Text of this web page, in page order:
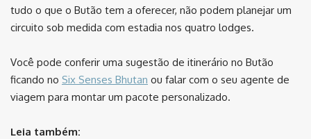
tudo o que o Butão tem a oferecer, não podem planejar um
circuito sob medida com estadia nos quatro lodges.
Você pode conferir uma sugestão de itinerário no Butão
ficando no Six Senses Bhutan ou falar com o seu agente de
viagem para montar um pacote personalizado.
Leia também: